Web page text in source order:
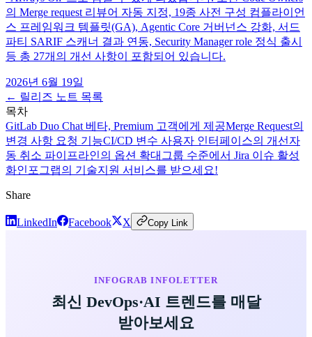
의 Merge request 리뷰어 자동 지정, 19종 사전 구성 컴플라이언
스 프레임워크 템플릿(GA), Agentic Core 거버넌스 강화, 서드
파티 SARIF 스캐너 결과 연동, Security Manager role 정식 출시
등 총 27개의 개선 사항이 포함되어 있습니다.
2026년 6월 19일
← 릴리즈 노트 목록
목차
GitLab Duo Chat 베타, Premium 고객에게 제공Merge Request의
변경 사항 요청 기능CI/CD 변수 사용자 인터페이스의 개선 자
동 취소 파이프라인의 옵션 확대 그룹 수준에서 Jira 이슈 활성
화인포그랩의 기술지원 서비스를 받으세요!
Share
LinkedIn Facebook X Copy Link
INFOGRAB INFOLETTER
최신 DevOps·AI 트렌드를 매달
받아보세요